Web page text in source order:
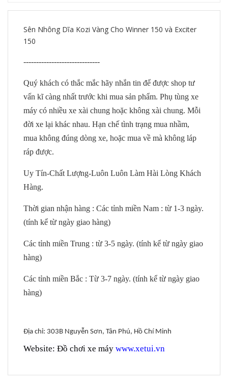
Sên Nhông Dĩa Kozi Vàng Cho Winner 150 và Exciter
150
------------------------------
Quý khách có thắc mắc hãy nhắn tin để được shop tư
vấn kĩ càng nhất trước khi mua sản phẩm. Phụ tùng xe
máy có nhiều xe xài chung hoặc không xài chung. Mỗi
đời xe lại khác nhau. Hạn chế tình trạng mua nhầm,
mua không đúng dòng xe, hoặc mua về mà không láp
ráp được.
Uy Tín-Chất Lượng-Luôn Luôn Làm Hài Lòng Khách
Hàng.
Thời gian nhận hàng : Các tỉnh miền Nam : từ 1-3 ngày.
(tính kể từ ngày giao hàng)
Các tỉnh miền Trung : từ 3-5 ngày. (tính kể từ ngày giao
hàng)
Các tỉnh miền Bắc : Từ 3-7 ngày. (tính kể từ ngày giao
hàng)
Địa chỉ: 303B Nguyễn Sơn, Tân Phú, Hồ Chí Minh
Website: Đồ chơi xe máy www.xetui.vn